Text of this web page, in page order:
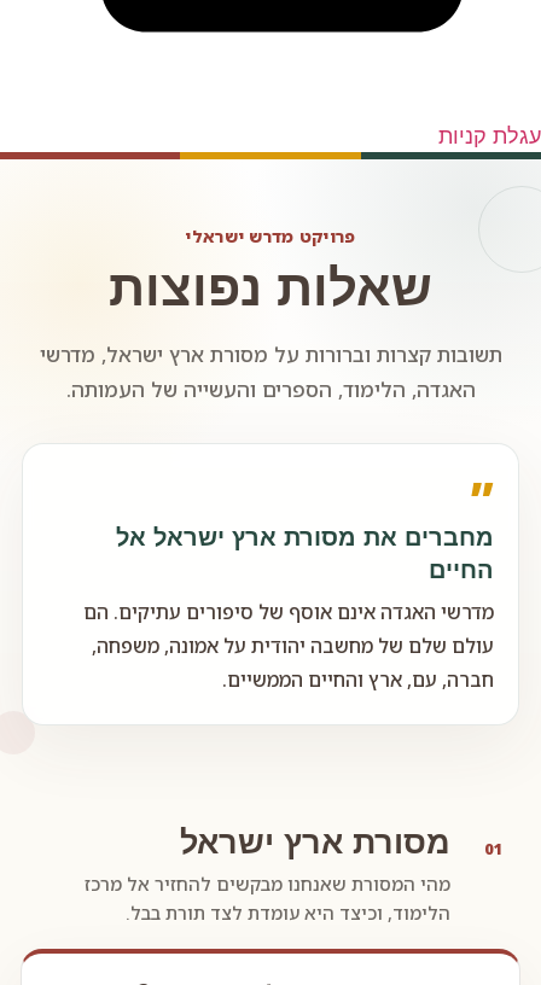
עגלת קניות
פרויקט מדרש ישראלי
שאלות נפוצות
תשובות קצרות וברורות על מסורת ארץ ישראל, מדרשי
האגדה, הלימוד, הספרים והעשייה של העמותה.
״
מחברים את מסורת ארץ ישראל אל
החיים
מדרשי האגדה אינם אוסף של סיפורים עתיקים. הם
עולם שלם של מחשבה יהודית על אמונה, משפחה,
חברה, עם, ארץ והחיים הממשיים.
01 מסורת ארץ ישראל
מהי המסורת שאנחנו מבקשים להחזיר אל מרכז
הלימוד, וכיצד היא עומדת לצד תורת בבל.